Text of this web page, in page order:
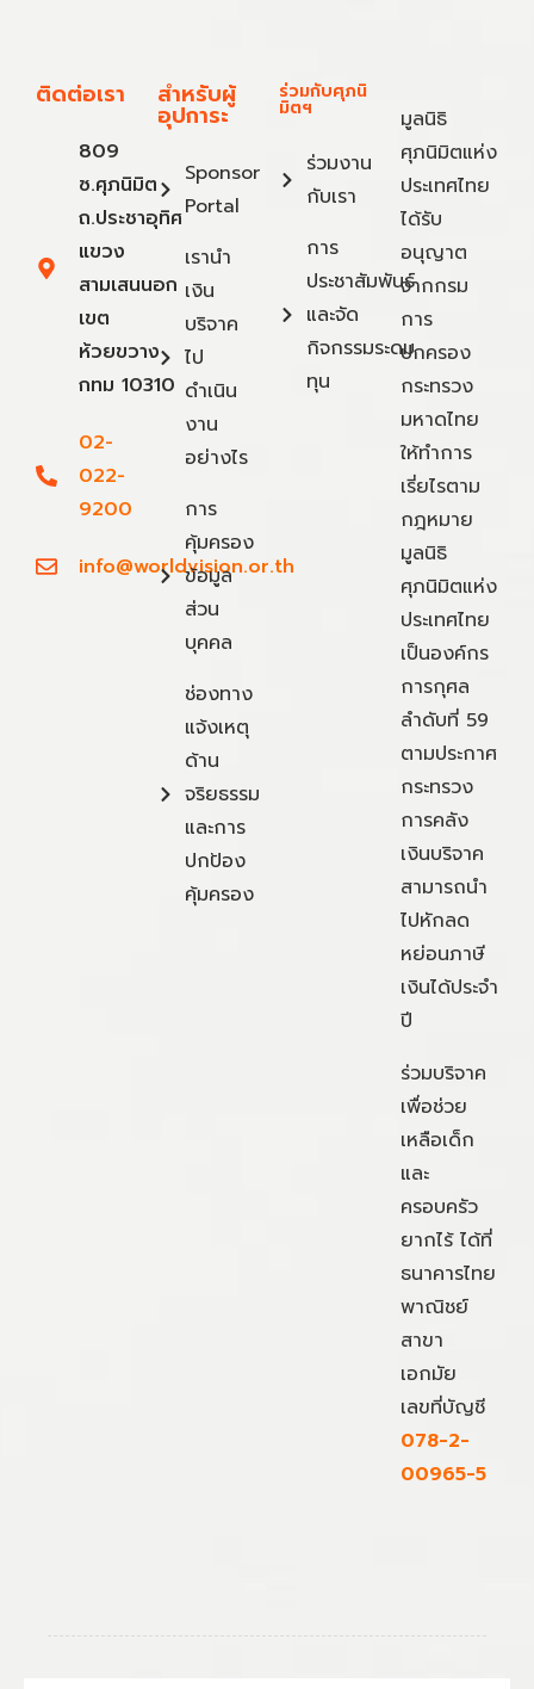
ติดต่อเรา
809
ซ.ศุภนิมิต
ถ.ประชาอุทิศ
แขวง
สามเสนนอก
เขต
ห้วยขวาง
กทม 10310
02-
022-
9200
info@worldvision.or.th
สำหรับผู้
อุปการะ
Sponsor
Portal
เรานำ
เงิน
บริจาค
ไป
ดำเนิน
งาน
อย่างไร
การ
คุ้มครอง
ข้อมูล
ส่วน
บุคคล
ช่องทาง
แจ้งเหตุ
ด้าน
จริยธรรม
และการ
ปกป้อง
คุ้มครอง
ร่วมกับศุภนิ
มิตฯ
ร่วมงาน
กับเรา
การ
ประชาสัมพันธ์
และจัด
กิจกรรมระดม
ทุน
มูลนิธิ
ศุภนิมิตแห่ง
ประเทศไทย
ได้รับ
อนุญาต
จากกรม
การ
ปกครอง
กระทรวง
มหาดไทย
ให้ทำการ
เรี่ยไรตาม
กฎหมาย
มูลนิธิ
ศุภนิมิตแห่ง
ประเทศไทย
เป็นองค์กร
การกุศล
ลำดับที่ 59
ตามประกาศ
กระทรวง
การคลัง
เงินบริจาค
สามารถนำ
ไปหักลด
หย่อนภาษี
เงินได้ประจำ
ปี
ร่วมบริจาค
เพื่อช่วย
เหลือเด็ก
และ
ครอบครัว
ยากไร้ ได้ที่
ธนาคารไทย
พาณิชย์
สาขา
เอกมัย
เลขที่บัญชี
078-2-
00965-5